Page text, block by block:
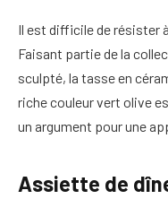
Il est difficile de résister
Faisant partie de la
sculpté, la tasse en
riche couleur vert olive
un argument pour une
Assiette de